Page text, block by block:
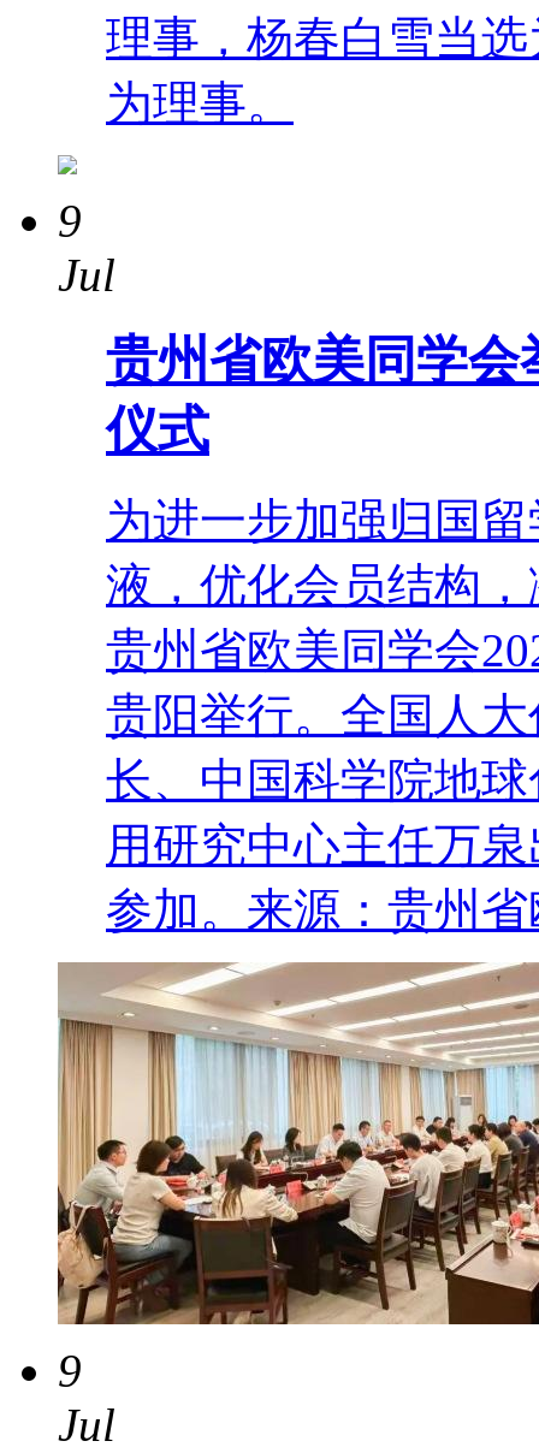
理事，杨春白雪当
为理事。
9
Jul
贵州省欧美同学会
仪式
为进一步加强归国
液，优化会员结构
贵州省欧美同学会
贵阳举行。全国人
长、中国科学院地
用研究中心主任万
参加。来源：贵州
9
Jul